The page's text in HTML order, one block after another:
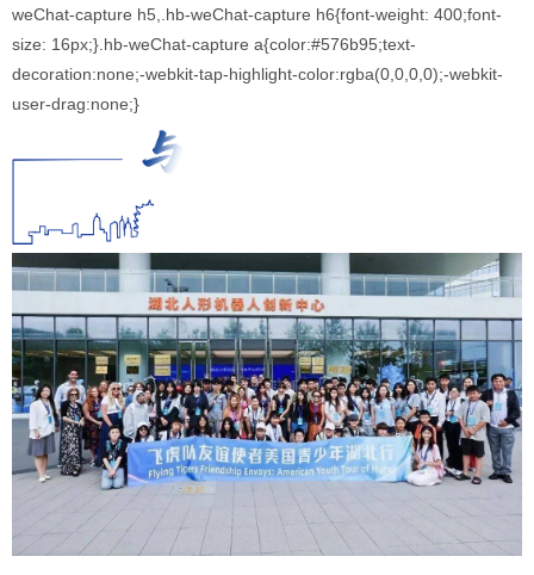
weChat-capture h5,.hb-weChat-capture h6{font-weight: 400;font-
size: 16px;}.hb-weChat-capture a{color:#576b95;text-
decoration:none;-webkit-tap-highlight-color:rgba(0,0,0,0);-webkit-
user-drag:none;}